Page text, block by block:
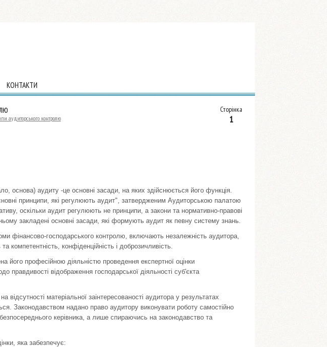
КОНТАКТИ
Сторінка
1
аудиторського контролю
основа) аудиту -це основні засади, на яких здійснюється його функція.
принципи, які регу­люють аудит", затвердженим Аудиторською палатою
оскільки аудит регулю­ють не принципи, а закони та нормативно-правові
закладені основні засади, які формують аудит як певну систему знань.
фінансово-гос­подарського контролю, включають незалежність аудитора,
компетентність, кон­фіденційність і доброзичливість.
його професійною діяльністю проведення експертної оцінки
правдивості відображення господарсь­кої діяльності суб'єкта
відсутності мате­ріальної заінтересованості аудитора у результатах
Законодавством надано право аудитору виконувати роботу самостійно
керівника, а лише спираю­чись на законодавство та
яка забезпечує: